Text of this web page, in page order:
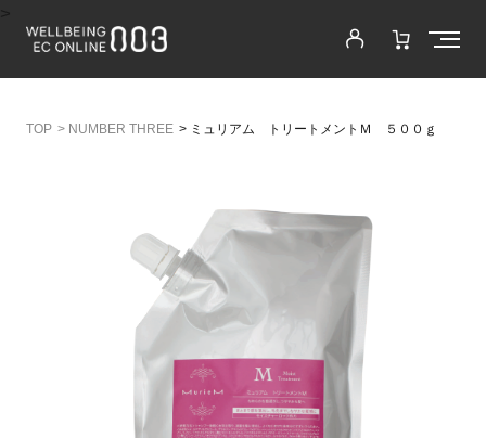
> NUMBER THREE > ミュリアム トリートメントＭ ５００ｇ